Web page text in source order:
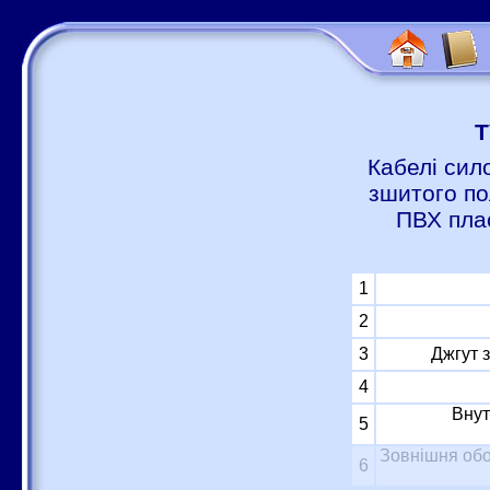
Кабелі
зшитого
ПВХ
1
2
3
Джгут
4
5
6
Зовнішня